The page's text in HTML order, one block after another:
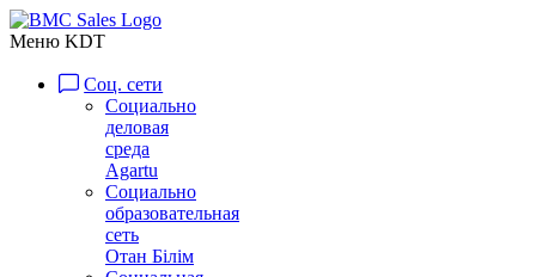
Меню KDT
Соц. сети
Социально
деловая
среда
Agartu
Социально
образовательная
сеть
Отан Бiлiм